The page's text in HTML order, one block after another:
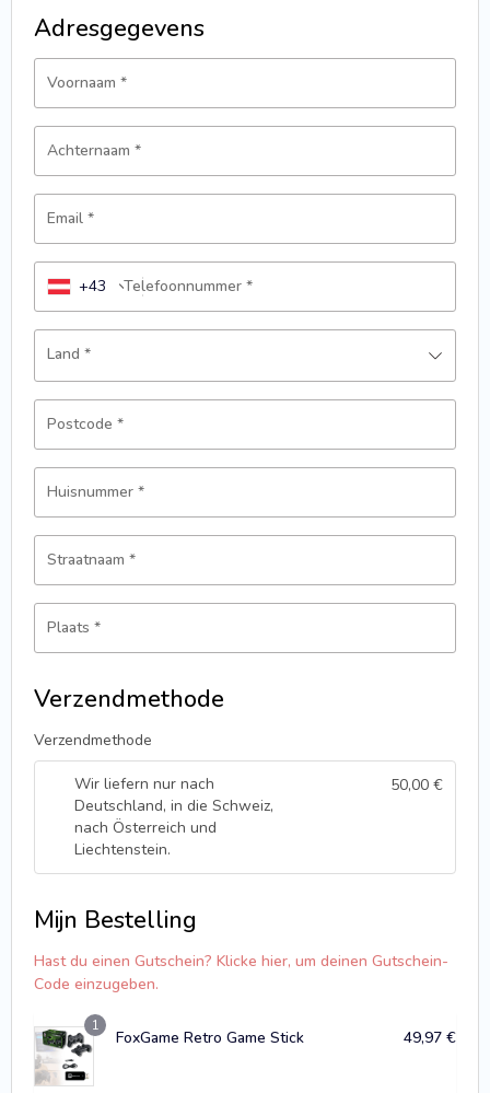
Adresgegevens
Voornaam *
Achternaam *
Email *
Telefoonnummer *
+43
Land *
Postcode *
Huisnummer *
Straatnaam *
Plaats *
Verzendmethode
Verzendmethode
Wir liefern nur nach
Deutschland, in die Schweiz,
nach Österreich und
Liechtenstein.
50,00 €
Mijn Bestelling
Hast du einen Gutschein? Klicke hier, um deinen Gutschein-
Code einzugeben.
1
FoxGame Retro Game Stick 49,97 €